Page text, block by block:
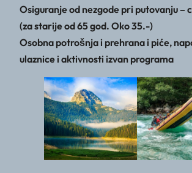
Osiguranje od nezgode pri putovanju –
(za starije od 65 god. Oko 35.-)
Osobna potrošnja i prehrana i piće,
ulaznice i aktivnosti izvan programa